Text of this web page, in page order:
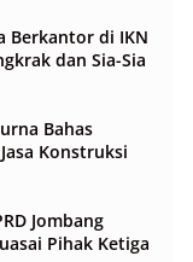
Berkantor di IKN
dan Sia-Sia
Bahas
Konstruksi
Jombang
Pihak Ketiga